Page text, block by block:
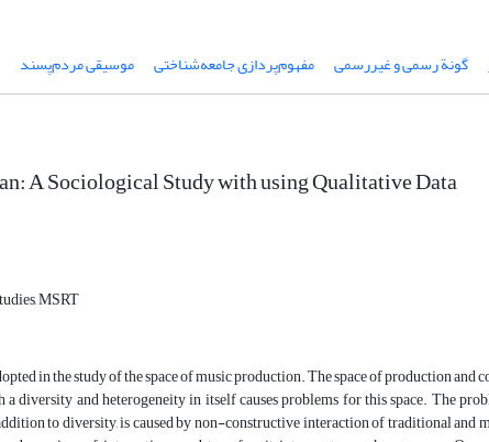
گونة رسمی و غیررسمی مفهوم‌پردازی جامعه‌شناختی موسیقی ‌مردم‌پسند
A Sociological Study with using Qualitative Data
MSRT
in the study of the space of music production. The space of production and
diversity and heterogeneity in itself causes problems for this space. The
to diversity, is caused by non-constructive interaction of traditional and